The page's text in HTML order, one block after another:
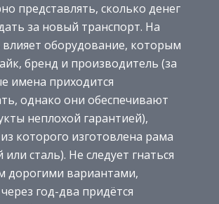
представлять, сколько денег
за новый транспорт. На
влияет оборудование, которым
бренд и производитель (за
имена приходится
однако они обеспечивают
неплохой гарантией),
которого изготовлена рама
сталь). Не следует гнаться
дорогими вариантами,
год-два придётся